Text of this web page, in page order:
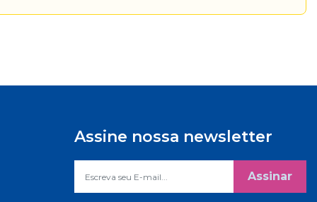
Assine nossa newsletter
Assinar